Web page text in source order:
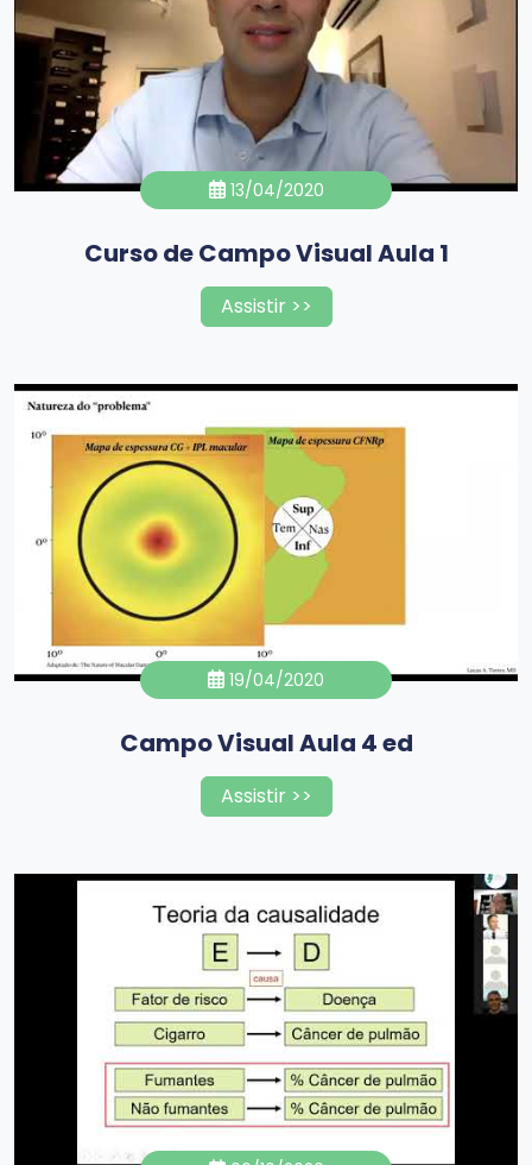
13/04/2020
Curso de Campo Visual Aula 1
Assistir >>
19/04/2020
Campo Visual Aula 4 ed
Assistir >>